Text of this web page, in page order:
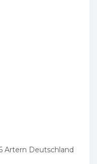
Artern Deutschland